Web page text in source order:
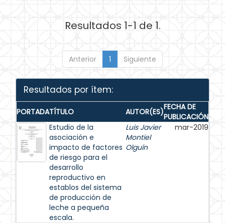
Resultados 1-1 de 1.
Anterior 1 Siguiente
Resultados por ítem:
PORTADATÍTULO AUTOR(ES)FECHA DE
PUBLICACIÓN
Estudio de la
asociación e
impacto de factores
de riesgo para el
desarrollo
reproductivo en
establos del sistema
de producción de
leche a pequeña
escala.
Luis Javier
Montiel
Olguín
mar-2019